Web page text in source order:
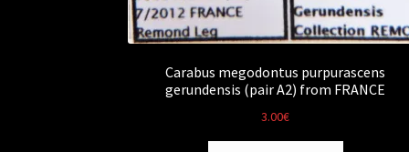
Carabus megodontus purpurascens
gerundensis (pair A2) from FRANCE
3.00€